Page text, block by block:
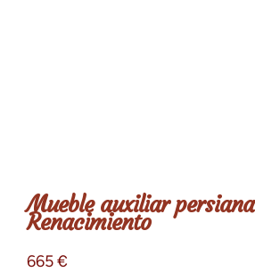
Mueble auxiliar persiana
Renacimiento
665€